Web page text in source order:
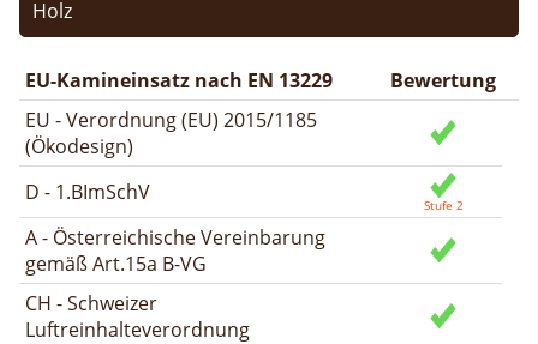
Holz
EU-Kamineinsatz nach EN 13229
Bewertung
EU - Verordnung (EU) 2015/1185
(Ökodesign)
D - 1.BImSchV
A - Österreichische Vereinbarung
gemäß Art.15a B-VG
CH - Schweizer
Luftreinhalteverordnung